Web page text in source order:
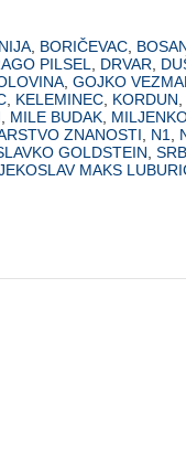
, BORIČEVAC,
PILSEL, DRVAR,
, GOJKO
, KELEMINEC, KORDUN,
, MILE BUDAK,
ZNANOSTI, N1,
GOLDSTEIN, SRB
MAKS